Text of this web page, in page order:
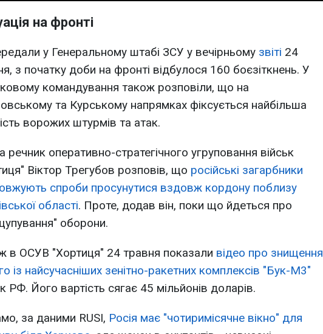
на фронті
у Генеральному штабі ЗСУ у вечірньому звіті 24
з початку доби на фронті відбулося 160 боєзіткнень. У
командування також розповіли, що на
та Курському напрямках фіксується найбільша
ворожих штурмів та атак.
речник оперативно-стратегічного угруповання військ
Віктор Трегубов розповів, що російські загарбники
спроби просунутися вздовж кордону поблизу
області. Проте, додав він, поки що йдеться про
оборони.
в ОСУВ "Хортиця" 24 травня показали відео про знищення
із найсучасніших зенітно-ракетних комплексів "Бук-М3"
РФ. Його вартість сягає 45 мільйонів доларів.
за даними RUSI, Росія має "чотиримісячне вікно" для